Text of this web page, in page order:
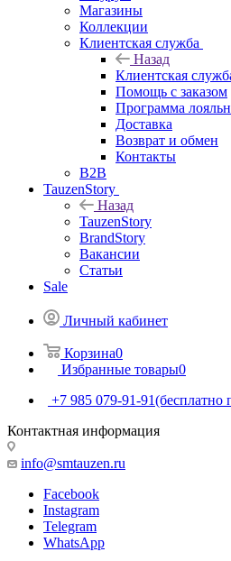
Магазины
Коллекции
Клиентская служба
Назад
Клиентская
Помощь с заказом
Программа
Доставка
Возврат и обмен
Контакты
B2B
TauzenStory
Назад
TauzenStory
BrandStory
Вакансии
Статьи
Sale
Личный кабинет
Корзина0
Избранные товары0
+7 985 079-91-91(бесплатно
Контактная информация
info@smtauzen.ru
Facebook
Instagram
Telegram
WhatsApp